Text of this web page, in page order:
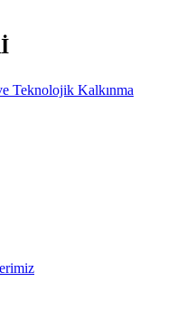
Teknolojik Kalkınma